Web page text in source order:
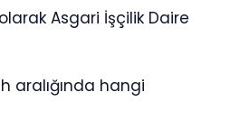
Asgari İşçilik Daire
aralığında hangi